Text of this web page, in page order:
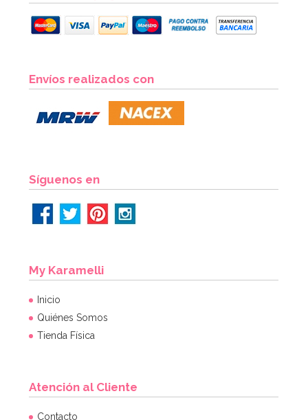
Envíos realizados con
Síguenos en
My Karamelli
Inicio
Quiénes Somos
Tienda Física
Atención al Cliente
Contacto